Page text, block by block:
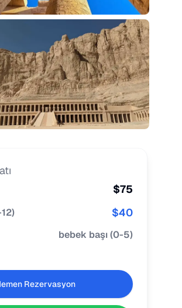
$75
) $40
bebek başı(0-5)
Rezervasyon